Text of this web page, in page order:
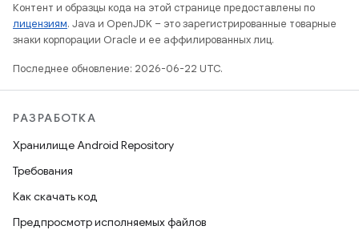
Контент и образцы кода на этой странице предоставлены по
лицензиям. Java и OpenJDK – это зарегистрированные товарные
знаки корпорации Oracle и ее аффилированных лиц.
Последнее обновление: 2026-06-22 UTC.
РАЗРАБОТКА
Хранилище Android Repository
Требования
Как скачать код
Предпросмотр исполняемых файлов